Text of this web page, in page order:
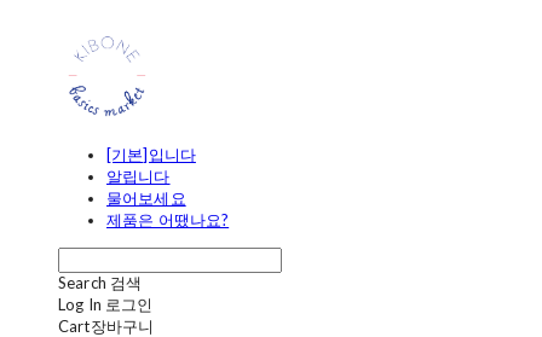
[기본]입니다
알립니다
물어보세요
제품은 어땠나요?
Search 검색
Log In 로그인
Cart장바구니